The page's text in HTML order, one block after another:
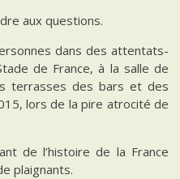
aux questions.
dans des attentats-
de France, à la salle de
terrasses des bars et des
lors de la pire atrocité de
de l’histoire de la France
plaignants.